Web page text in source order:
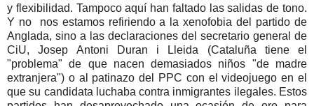
y flexibilidad. Tampoco aquí han faltado las salidas de tono.
Y no nos estamos refiriendo a la xenofobia del partido de
Anglada, sino a las declaraciones del secretario general de
CiU, Josep Antoni Duran i Lleida (Cataluña tiene el
"problema" de que nacen demasiados niños "de madre
extranjera") o al patinazo del PPC con el videojuego en el
que su candidata luchaba contra inmigrantes ilegales. Estos